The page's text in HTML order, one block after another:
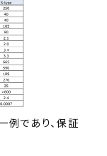
であり、保証